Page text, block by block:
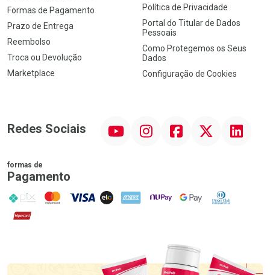
Formas de Pagamento
Prazo de Entrega
Reembolso
Troca ou Devolução
Marketplace
Política de Privacidade
Portal do Titular de Dados
Pessoais
Como Protegemos os Seus
Dados
Configuração de Cookies
Redes Sociais InstagramFacebook Linkedin
formas de
Pagamento
PIX MasterCard
VISA ELO AMEX NuPay Google PayDiners Club
Hipercard
Promoção em Destaque